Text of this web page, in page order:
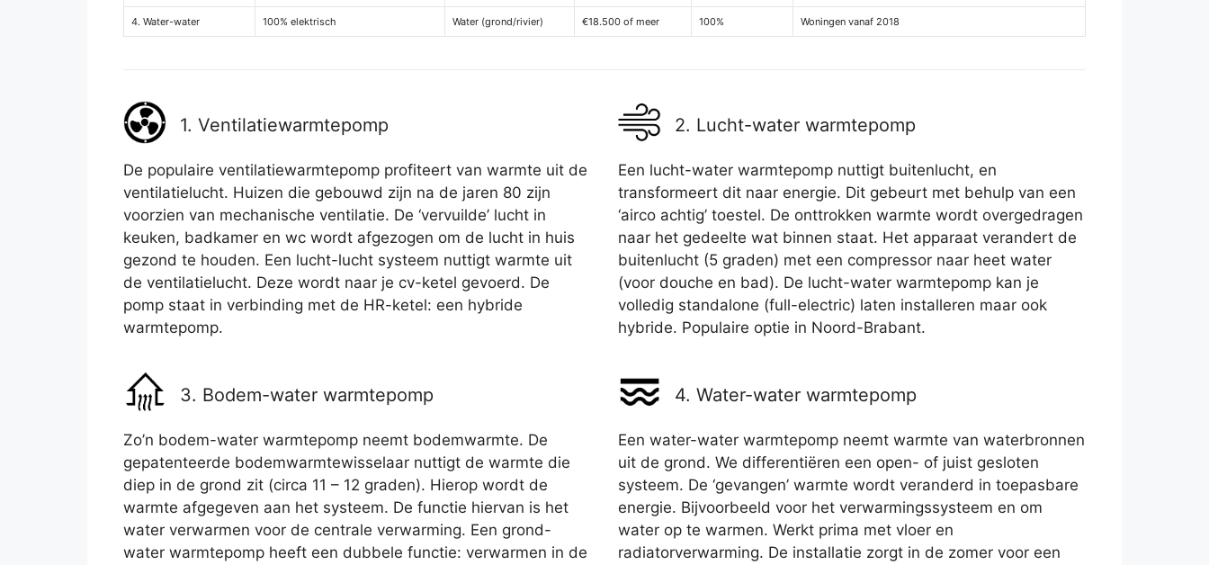
4. Water-water 100% elektrisch Water (grond/rivier) €18.500 of meer 100% Woningen vanaf 2018
1. Ventilatiewarmtepomp
De populaire ventilatiewarmtepomp profiteert van warmte uit de
ventilatielucht. Huizen die gebouwd zijn na de jaren 80 zijn
voorzien van mechanische ventilatie. De ‘vervuilde’ lucht in
keuken, badkamer en wc wordt afgezogen om de lucht in huis
gezond te houden. Een lucht-lucht systeem nuttigt warmte uit
de ventilatielucht. Deze wordt naar je cv-ketel gevoerd. De
pomp staat in verbinding met de HR-ketel: een hybride
warmtepomp.
2. Lucht-water warmtepomp
Een lucht-water warmtepomp nuttigt buitenlucht, en
transformeert dit naar energie. Dit gebeurt met behulp van een
‘airco achtig’ toestel. De onttrokken warmte wordt overgedragen
naar het gedeelte wat binnen staat. Het apparaat verandert de
buitenlucht (5 graden) met een compressor naar heet water
(voor douche en bad). De lucht-water warmtepomp kan je
volledig standalone (full-electric) laten installeren maar ook
hybride. Populaire optie in Noord-Brabant.
3. Bodem-water warmtepomp
Zo’n bodem-water warmtepomp neemt bodemwarmte. De
gepatenteerde bodemwarmtewisselaar nuttigt de warmte die
diep in de grond zit (circa 11 – 12 graden). Hierop wordt de
warmte afgegeven aan het systeem. De functie hiervan is het
water verwarmen voor de centrale verwarming. Een grond-
water warmtepomp heeft een dubbele functie: verwarmen in de
4. Water-water warmtepomp
Een water-water warmtepomp neemt warmte van waterbronnen
uit de grond. We differentiëren een open- of juist gesloten
systeem. De ‘gevangen’ warmte wordt veranderd in toepasbare
energie. Bijvoorbeeld voor het verwarmingssysteem en om
water op te warmen. Werkt prima met vloer en
radiatorverwarming. De installatie zorgt in de zomer voor een